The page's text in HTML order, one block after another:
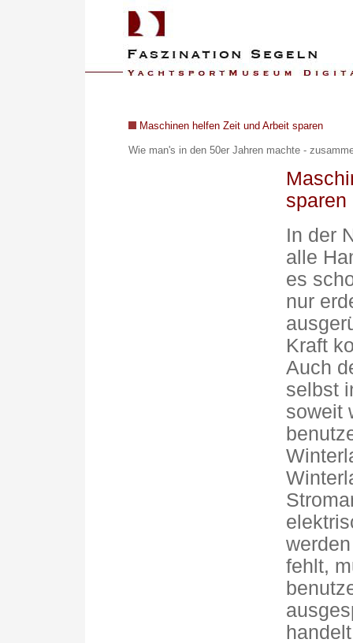
Maschinen helfen Zeit und Arbeit sparen
Wie man's in den 50er Jahren machte - z
sparen
In der
alle
es
nur
Kraft
Auch
selbst
soweit
fehlt,